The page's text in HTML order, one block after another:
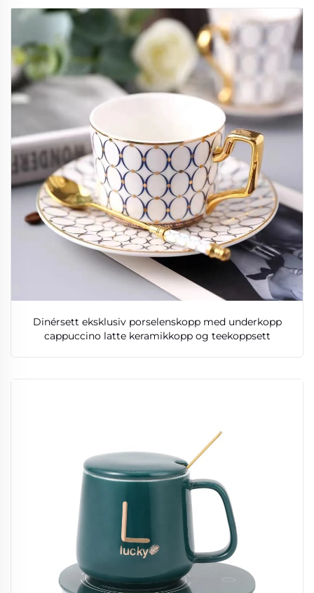
Dinérsett eksklusiv porselenskopp med underkopp
cappuccino latte keramikkopp og teekoppsett